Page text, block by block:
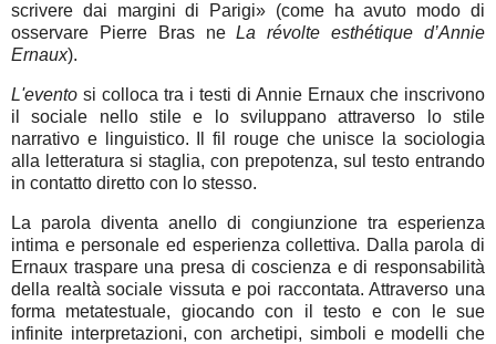
scrivere dai margini di Parigi» (come ha avuto modo di
osservare Pierre Bras neLa révolte esthétique d’Annie
Ernaux).
L'evento si colloca tra i testi di Annie Ernaux che inscrivono
il sociale nello stile e lo sviluppano attraverso lo stile
narrativo e linguistico. Il fil rouge che unisce la sociologia
alla letteratura si staglia, con prepotenza, sul testo entrando
in contatto diretto con lo stesso.
La parola diventa anello di congiunzione tra esperienza
intima e personale ed esperienza collettiva. Dalla parola di
Ernaux traspare una presa di coscienza e di responsabilità
della realtà sociale vissuta e poi raccontata. Attraverso una
forma metatestuale, giocando con il testo e con le sue
infinite interpretazioni, con archetipi, simboli e modelli che